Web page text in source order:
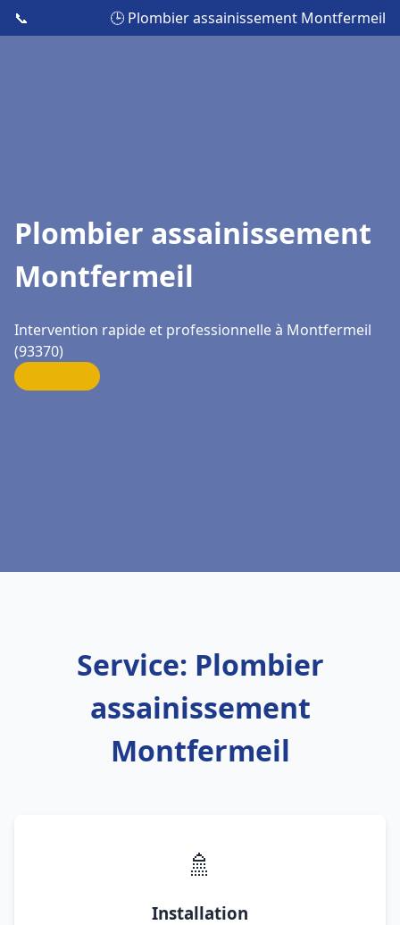
📞 🕒 Plombier assainissement Montfermeil
Plombier assainissement
Montfermeil
Intervention rapide et professionnelle à Montfermeil
(93370)
Service: Plombier
assainissement
Montfermeil
🚿
Installation